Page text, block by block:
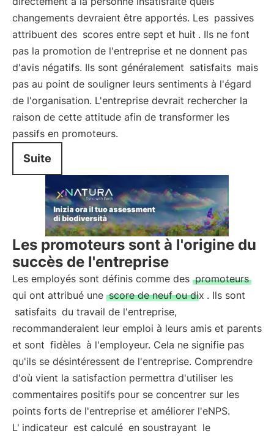
changements devraient être apportés. Les passives
attribuent des scores entre sept et huit . Ils ne font
pas la promotion de l'entreprise et ne donnent pas
d'avis négatifs. Ils sont généralement satisfaits mais
pas au point de souligner leurs sentiments à l'égard
de l'organisation. L'entreprise devrait rechercher la
raison de cette attitude afin de transformer les
passifs en promoteurs.
Suite
Les promoteurs sont à l'origine du
succès de l'entreprise
Les employés sont définis comme des promoteurs
qui ont attribué une score de neuf ou dix . Ils sont
satisfaits du travail de l'entreprise,
recommanderaient leur emploi à leurs amis et parents
et sont fidèles à l'employeur. Cela ne signifie pas
qu'ils se désintéressent de l'entreprise. Comprendre
d'où vient la satisfaction permettra d'utiliser les
commentaires positifs pour se concentrer sur les
points forts de l'entreprise et améliorer l'eNPS.
L' indicateur est calculé en soustrayant le